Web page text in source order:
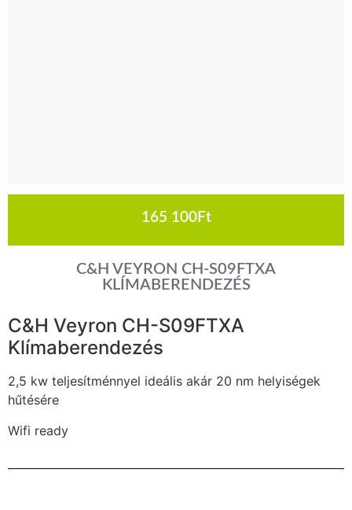
165 100Ft
C&H VEYRON CH-S09FTXA
KLÍMABERENDEZÉS
C&H Veyron CH-S09FTXA
Klímaberendezés
2,5 kw teljesítménnyel ideális akár 20 nm helyiségek
hűtésére
Wifi ready